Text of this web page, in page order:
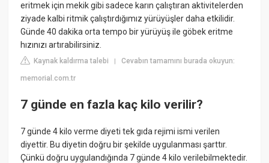
eritmek için mekik gibi sadece karın çalıştıran aktivitelerden
ziyade kalbi ritmik çalıştırdığımız yürüyüşler daha etkilidir.
Günde 40 dakika orta tempo bir yürüyüş ile göbek eritme
hızınızı artırabilirsiniz.
Kaynak kaldırma talebi |Cevabın tamamını burada okuyun:
memorial.com.tr
7 günde en fazla kaç kilo verilir?
7 günde 4 kilo verme diyeti tek gıda rejimi ismi verilen
diyettir. Bu diyetin doğru bir şekilde uygulanması şarttır.
Çünkü doğru uygulandığında 7 günde 4 kilo verilebilmektedir.